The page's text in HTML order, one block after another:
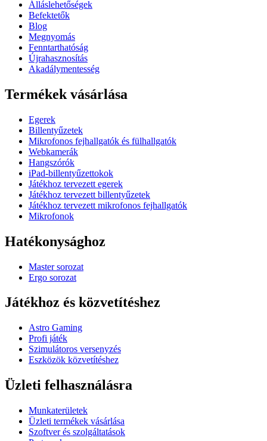
Álláslehetőségek
Befektetők
Blog
Megnyomás
Fenntarthatóság
Újrahasznosítás
Akadálymentesség
Termékek vásárlása
Egerek
Billentyűzetek
Mikrofonos fejhallgatók és fülhallgatók
Webkamerák
Hangszórók
iPad-billentyűzettokok
Játékhoz tervezett egerek
Játékhoz tervezett billentyűzetek
Játékhoz tervezett mikrofonos fejhallgatók
Mikrofonok
Hatékonysághoz
Master sorozat
Ergo sorozat
Játékhoz és közvetítéshez
Astro Gaming
Profi játék
Szimulátoros versenyzés
Eszközök közvetítéshez
Üzleti felhasználásra
Munkaterületek
Üzleti termékek vásárlása
Szoftver és szolgáltatások